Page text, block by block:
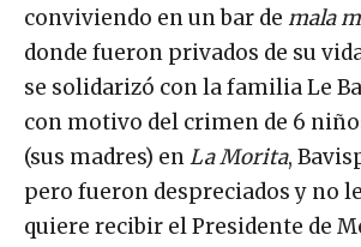
conviviendo en un bar de mala
donde fueron privados de su
se solidarizó con la familia Le
con motivo del crimen de 6
(sus madres) enLa Morita,
pero fueron despreciados y no
quiere recibir el Presidente de